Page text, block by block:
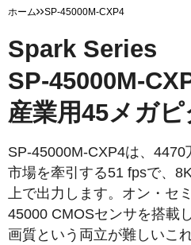
ホーム SP-45000M-CXP4
Spark Series
SP-45000M-
産業用45メガ
SP-45000M-CXP4は、
市場を牽引する51 fpsで、
上で出力します。オン・セ
45000 CMOSセンサを搭載
画質という両立が難しいこ